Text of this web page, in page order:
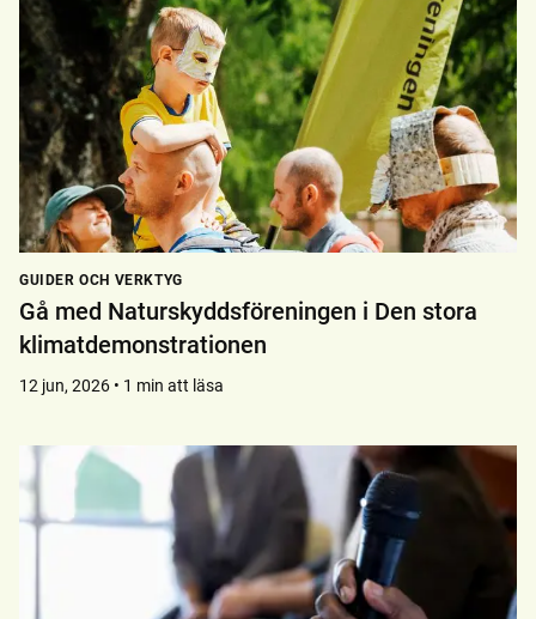
GUIDER OCH VERKTYG
Gå med Naturskyddsföreningen i Den stora
klimatdemonstrationen
12 jun, 2026 • 1 min att läsa